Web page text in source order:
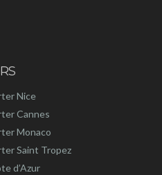
Nice
Cannes
Monaco
Saint Tropez
d’Azur